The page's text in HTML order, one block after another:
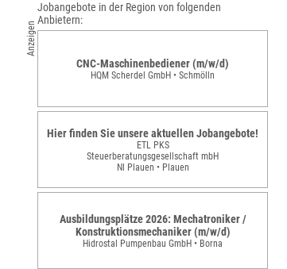
Anzeigen
Jobangebote in der Region von folgenden
Anbietern:
CNC-Maschinenbediener (m/w/d)
HQM Scherdel GmbH • Schmölln
Hier finden Sie unsere aktuellen Jobangebote!
ETL PKS
Steuerberatungsgesellschaft mbH
Nl Plauen • Plauen
Ausbildungsplätze 2026: Mechatroniker /
Konstruktionsmechaniker (m/w/d)
Hidrostal Pumpenbau GmbH • Borna